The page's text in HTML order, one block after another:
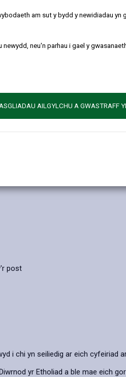
am sut y bydd y newidiadau yn
neu'n parhau i gael y
AILGYLCHU A GWASTRAFF
DU, Ynysoedd y Sianel neu Ynys
i aros yno, neu nad oes angen
cynghorau lleol ac efallai y
post
i chi yn seiliedig ar eich cyfeiriad
yr Etholiad a ble mae eich